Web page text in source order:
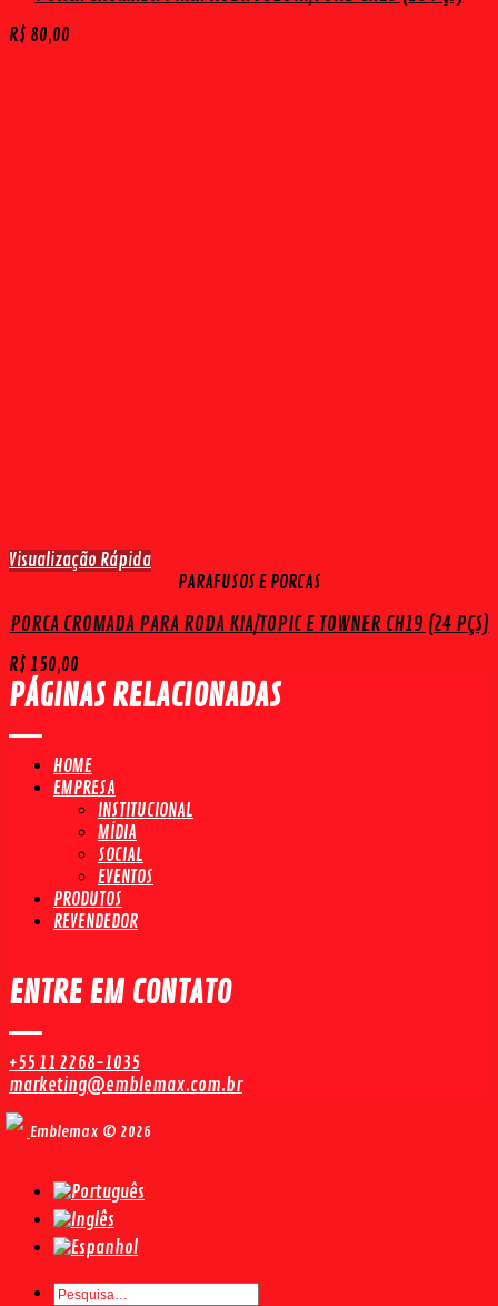
R$ 80,00
Visualização Rápida
PARAFUSOS E PORCAS
PORCA CROMADA PARA RODA KIA/TOPIC E TOWNER CH19 (24 PÇS)
R$ 150,00
PÁGINAS RELACIONADAS
HOME
EMPRESA
INSTITUCIONAL
MÍDIA
SOCIAL
EVENTOS
PRODUTOS
REVENDEDOR
ENTRE EM CONTATO
+55 11 2268-1035
marketing@emblemax.com.br
Emblemax © 2026
Pesquisar